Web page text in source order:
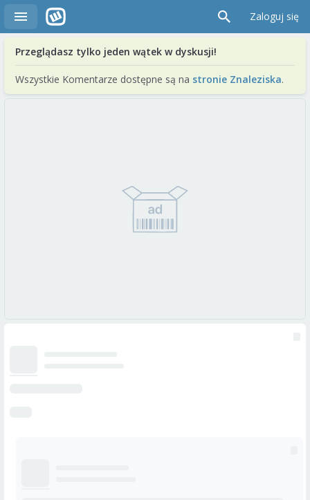
Zaloguj się
Przeglądasz tylko jeden wątek w dyskusji!
Wszystkie Komentarze dostępne są na stronie Znaleziska.